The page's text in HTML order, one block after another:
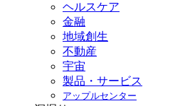
ヘルスケア
金融
地域創生
不動産
宇宙
製品・サービス
アップルセンター